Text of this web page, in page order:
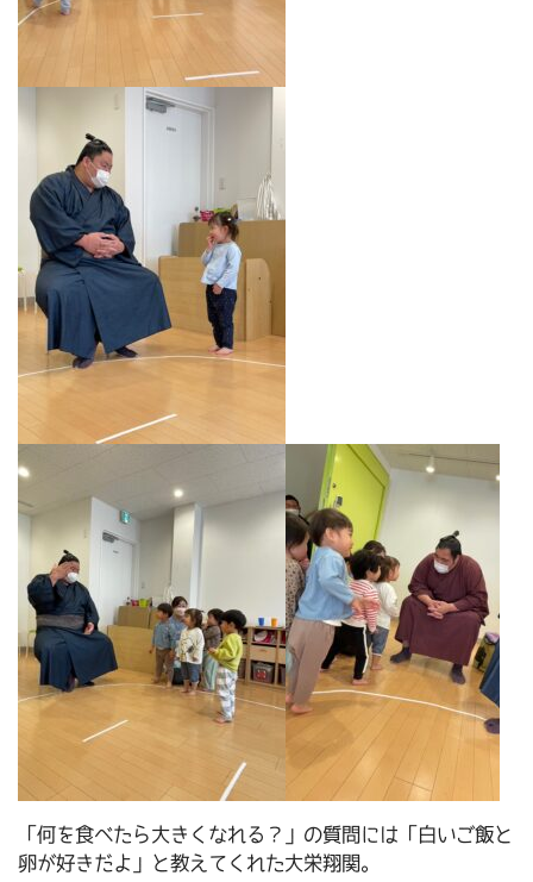
「何を食べたら大きくなれる？」の質問には「白いご飯と
卵が好きだよ」と教えてくれた大栄翔関。